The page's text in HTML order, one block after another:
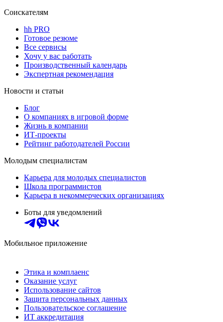
Соискателям
hh PRO
Готовое резюме
Все сервисы
Хочу у вас работать
Производственный календарь
Экспертная рекомендация
Новости и статьи
Блог
О компаниях в игровой форме
Жизнь в компании
ИТ-проекты
Рейтинг работодателей России
Молодым специалистам
Карьера для молодых специалистов
Школа программистов
Карьера в некоммерческих организациях
Боты для уведомлений
Мобильное приложение
Этика и комплаенс
Оказание услуг
Использование сайтов
Защита персональных данных
Пользовательское соглашение
ИТ аккредитация